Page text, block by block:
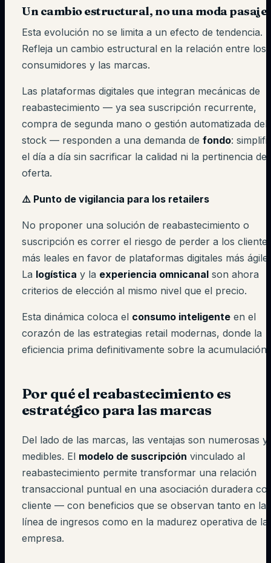
Un cambio estructural, no una moda
Esta evolución no se limita a un efecto de tendencia.
Refleja un cambio estructural en la relación entre los
consumidores y las marcas.
Las plataformas digitales que integran mecánicas de
reabastecimiento — ya sea suscripción recurrente,
compra de segunda mano o gestión automatizada del
stock — responden a una demanda de fondo:
el día a día sin sacrificar la calidad ni la pertinencia de
oferta.
⚠️ Punto de vigilancia para los retailers
No proponer una solución de reabastecimiento o
suscripción es correr el riesgo de perder a los
más leales en favor de plataformas digitales más
La logística y la experiencia omnicanal son ahora
criterios de elección al mismo nivel que el precio.
Esta dinámica coloca el consumo inteligente en el
corazón de las estrategias retail modernas, donde la
eficiencia prima definitivamente sobre la acumulación.
Por qué el reabastecimiento es
estratégico para las marcas
Del lado de las marcas, las ventajas son numerosas y
medibles. El modelo de suscripción vinculado al
reabastecimiento permite transformar una relación
transaccional puntual en una asociación duradera
cliente — con beneficios que se observan tanto en la
línea de ingresos como en la madurez operativa de la
empresa.